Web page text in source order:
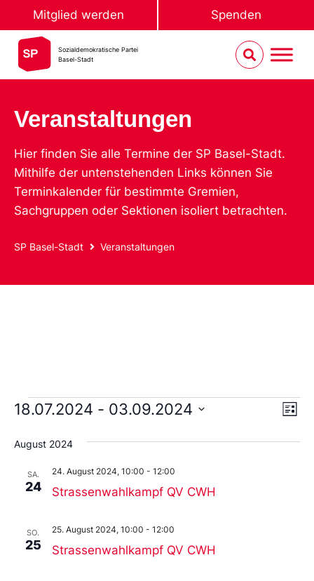
Mitglied werden Spenden
Sozialdemokratische Partei
Basel-Stadt
Veranstaltungen
Hier finden Sie alle Termine der SP Basel-Stadt.
Mithilfe der untenstehenden Links können Sie
Terminkalender für bestimmte Gremien,
Sachgruppen oder Sektionen isoliert betrachten.
SP Basel-Stadt Veranstaltungen
Liste
18.07.2024 - 03.09.2024
Sie
das
aus.
August 2024
SA.
24 Strassenwahlkampf QV CWH
24. August 2024, 10:00 - 12:00
SO.
25 Strassenwahlkampf QV CWH
25. August 2024, 10:00 - 12:00